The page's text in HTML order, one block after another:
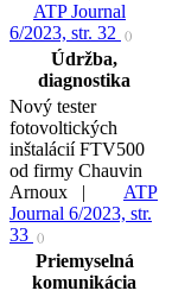
ATP Journal
6/2023, str. 32
()
Údržba,
diagnostika
Nový tester
fotovoltických
inštalácií FTV500
od firmy Chauvin
Arnoux |
ATP
Journal 6/2023, str.
33
()
Priemyselná
komunikácia